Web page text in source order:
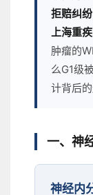
拒赔纠纷
上海重
肿瘤的
么G1级
计背后的
一、神
神经内